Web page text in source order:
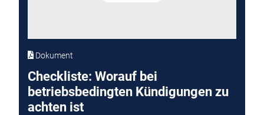
Dokument
Checkliste: Worauf bei
betriebsbedingten Kündigungen zu
achten ist